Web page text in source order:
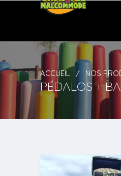
ACCUEIL NOS
PÉDALOS +